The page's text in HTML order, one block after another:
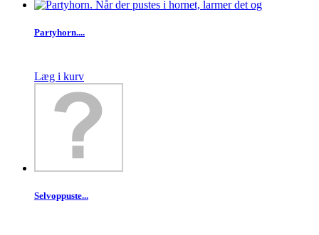
Partyhorn....
Læg i kurv
Selvoppuste...